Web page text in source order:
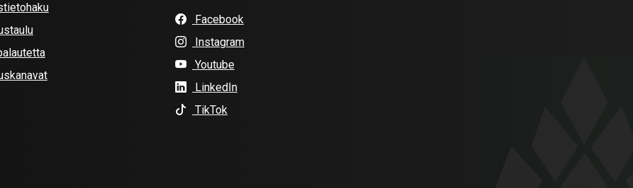
Facebook
Instagram
Youtube
LinkedIn
TikTok